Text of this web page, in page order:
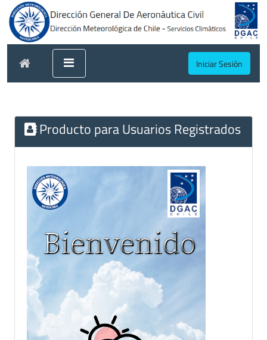
Iniciar Sesión
Producto para Usuarios Registrados